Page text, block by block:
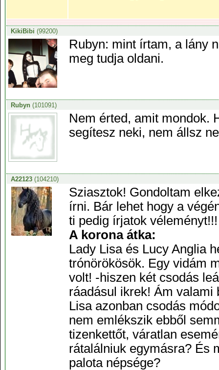
KikiBibi (99200)
Rubyn: mint írtam, a lány
meg tudja oldani.
Rubyn(101091)
Nem érted, amit mondok.
segítesz neki, nem állsz
A22123(104210)
Sziasztok! Gondoltam
írni. Bár lehet hogy a
ti pedig írjatok
A korona átka:
Lady Lisa és Lucy Anglia
trónörökösök. Egy vidám
volt! -hiszen két csodás
ráadásul ikrek! Ám valami
Lisa azonban csodás
nem emlékszik ebből
tizenkettőt, váratlan
rátalálniuk egymásra? És
palota népsége?